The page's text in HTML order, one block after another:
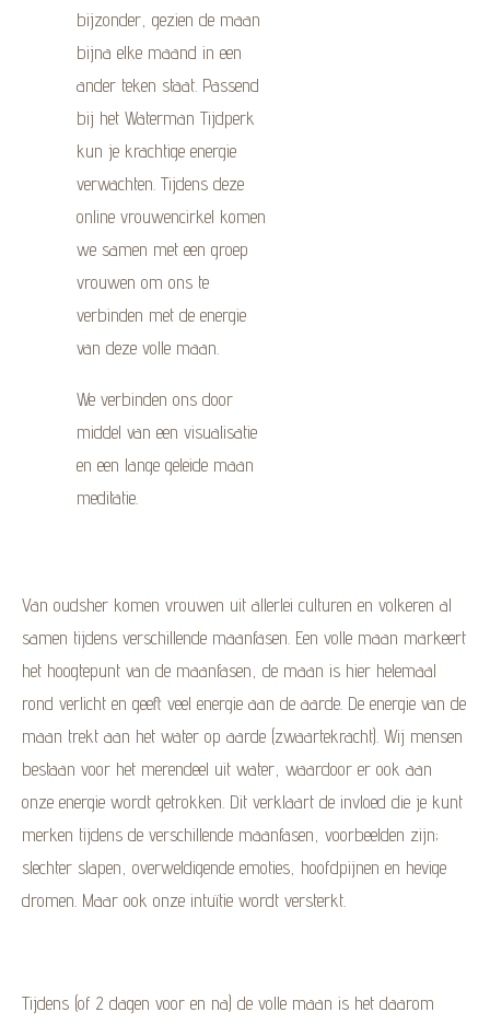
bijzonder, gezien de maan
bijna elke maand in een
ander teken staat. Passend
bij het Waterman Tijdperk
kun je krachtige energie
verwachten. Tijdens deze
online vrouwencirkel komen
we samen met een groep
vrouwen om ons te
verbinden met de energie
van deze volle maan.
We verbinden ons door
middel van een visualisatie
en een lange geleide maan
meditatie.
Van oudsher komen vrouwen uit allerlei culturen en volkeren al
samen tijdens verschillende maanfasen. Een volle maan markeert
het hoogtepunt van de maanfasen, de maan is hier helemaal
rond verlicht en geeft veel energie aan de aarde. De energie van de
maan trekt aan het water op aarde (zwaartekracht). Wij mensen
bestaan voor het merendeel uit water, waardoor er ook aan
onze energie wordt getrokken. Dit verklaart de invloed die je kunt
merken tijdens de verschillende maanfasen, voorbeelden zijn;
slechter slapen, overweldigende emoties, hoofdpijnen en hevige
dromen. Maar ook onze intuïtie wordt versterkt.
Tijdens (of 2 dagen voor en na) de volle maan is het daarom